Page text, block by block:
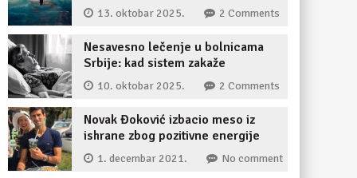
13. oktobar 2025. 2 Comments
Nesavesno lečenje u bolnicama
Srbije: kad sistem zakaže
10. oktobar 2025. 2 Comments
Novak Đoković izbacio meso iz
ishrane zbog pozitivne energije
1. decembar 2021. No comment